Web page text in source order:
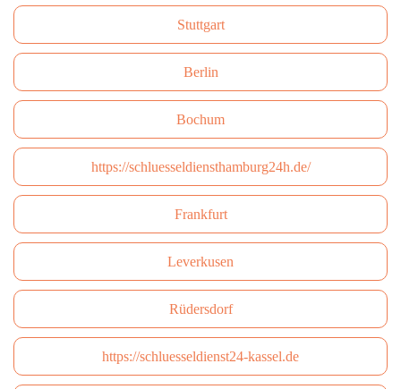
Stuttgart
Berlin
Bochum
https://schluesseldiensthamburg24h.de/
Frankfurt
Leverkusen
Rüdersdorf
https://schluesseldienst24-kassel.de